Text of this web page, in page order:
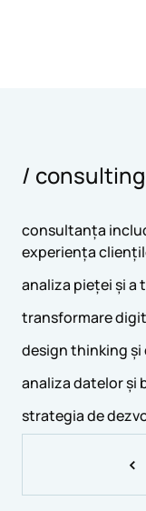
/ consulting
consultanța
experiența
analiza pieței și a
transformare
design thinking
analiza datelor și
strategia de